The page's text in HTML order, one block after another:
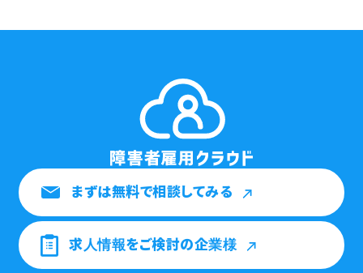
まずは無料で相談してみる
求人情報をご検討の企業様